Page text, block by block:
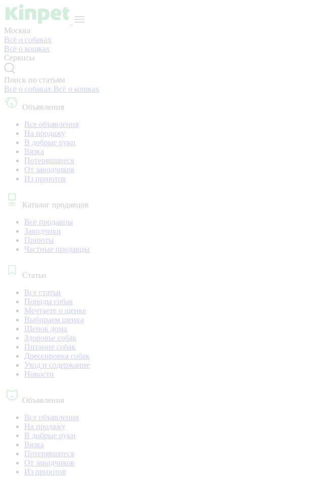
Москва
Всё о собаках
Всё о кошках
Сервисы
Поиск по статьям
Всё о собаках Всё о кошках
Объявления
Все объявления
На продажу
В добрые руки
Вязка
Потерявшиеся
От заводчиков
Из приютов
Каталог продавцов
Все продавцы
Заводчики
Приюты
Частные продавцы
Статьи
Все статьи
Породы собак
Мечтаете о щенке
Выбираем щенка
Щенок дома
Здоровье собак
Питание собак
Дрессировка собак
Уход и содержание
Новости
Объявления
Все объявления
На продажу
В добрые руки
Вязка
Потерявшиеся
От заводчиков
Из приютов